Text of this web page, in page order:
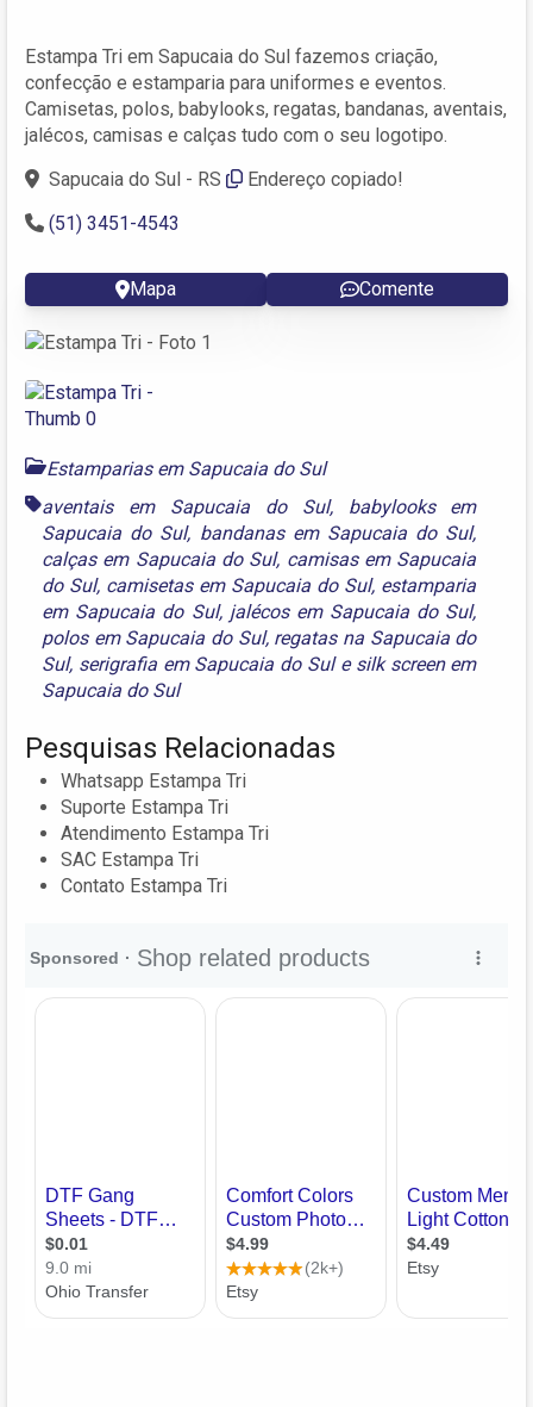
Estampa Tri em Sapucaia do Sul fazemos criação,
confecção e estamparia para uniformes e eventos.
Camisetas, polos, babylooks, regatas, bandanas, aventais,
jalécos, camisas e calças tudo com o seu logotipo.
Sapucaia do Sul - RS
Endereço copiado!
(51) 3451-4543
Mapa Comente
Estamparias em Sapucaia do Sul
aventais em Sapucaia do Sul, babylooks em
Sapucaia do Sul, bandanas em Sapucaia do Sul,
calças em Sapucaia do Sul, camisas em Sapucaia
do Sul, camisetas em Sapucaia do Sul, estamparia
em Sapucaia do Sul, jalécos em Sapucaia do Sul,
polos em Sapucaia do Sul, regatas na Sapucaia do
Sul, serigrafia em Sapucaia do Sule silk screen em
Sapucaia do Sul
Pesquisas Relacionadas
Whatsapp Estampa Tri
Suporte Estampa Tri
Atendimento Estampa Tri
SAC Estampa Tri
Contato Estampa Tri